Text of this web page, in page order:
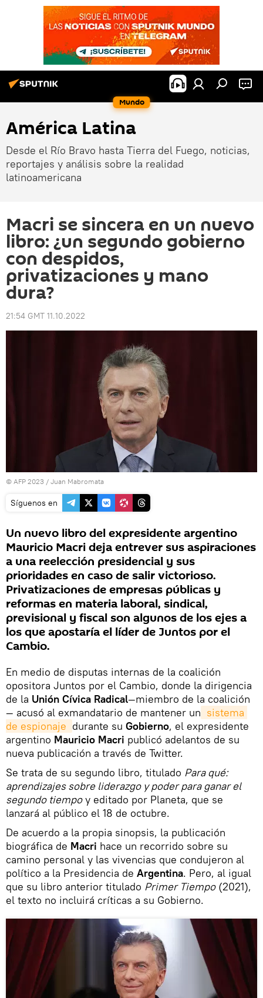
Mundo
América Latina
Desde el Río Bravo hasta Tierra del Fuego, noticias,
reportajes y análisis sobre la realidad
latinoamericana
Macri se sincera en un nuevo
libro: ¿un segundo gobierno
con despidos,
privatizaciones y mano
dura?
21:54 GMT 11.10.2022
© AFP 2023 / Juan Mabromata
Síguenos en
Un nuevo libro del expresidente argentino
Mauricio Macri deja entrever sus aspiraciones
a una reelección presidencial y sus
prioridades en caso de salir victorioso.
Privatizaciones de empresas públicas y
reformas en materia laboral, sindical,
previsional y fiscal son algunos de los ejes a
los que apostaría el líder de Juntos por el
Cambio.
En medio de disputas internas de la coalición
opositora Juntos por el Cambio, donde la dirigencia
de la Unión Cívica Radical—miembro de la coalición
— acusó al exmandatario de mantener un sistema
de espionaje durante su Gobierno, el expresidente
argentino Mauricio Macri publicó adelantos de su
nueva publicación a través de Twitter.
Se trata de su segundo libro, titulado Para qué:
aprendizajes sobre liderazgo y poder para ganar el
segundo tiempoy editado por Planeta, que se
lanzará al público el 18 de octubre.
De acuerdo a la propia sinopsis, la publicación
biográfica de Macri hace un recorrido sobre su
camino personal y las vivencias que condujeron al
político a la Presidencia de Argentina. Pero, al igual
que su libro anterior titulado Primer Tiempo(2021),
el texto no incluirá críticas a su Gobierno.